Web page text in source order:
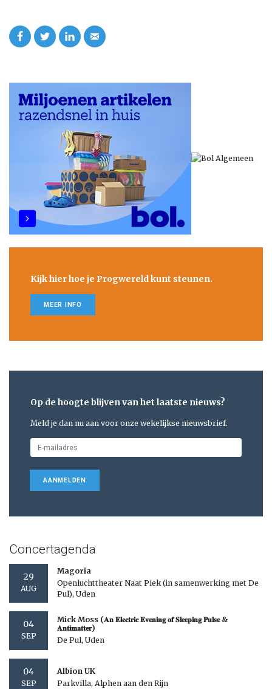
Kijk hier hoe je Progwereld kunt steunen.
MEER INFO
Op de hoogte blijven van het laatste nieuws?
Meld je dan nu aan voor onze wekelijkse nieuwsbrief.
AANMELDEN
Concertagenda
29
AUG
Magoria
Openluchttheater Naat Piek (in samenwerking met De
Pul), Uden
04
SEP
Mick Moss (𝐀𝐧 𝐄𝐥𝐞𝐜𝐭𝐫𝐢𝐜 𝐄𝐯𝐞𝐧𝐢𝐧𝐠 𝐨𝐟 𝐒𝐥𝐞𝐞𝐩𝐢𝐧𝐠 𝐏𝐮𝐥𝐬𝐞 &
𝐀𝐧𝐭𝐢𝐦𝐚𝐭𝐭𝐞𝐫)
De Pul, Uden
04
SEP
Albion UK
Parkvilla, Alphen aan den Rijn